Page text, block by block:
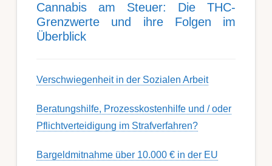
Can­nabis am Steu­er: Die THC-
Grenz­werte und ihre Folgen im
Über­blick
Ver­schwieg­en­heit in der Soz­ial­en Ar­beit
Berat­ungs­hil­fe, Pro­zess­kost­en­hilfe und / oder
Pflicht­ver­teidig­ung im Strafverfahren?
Bargeldmitnahme über 10.000 € in der EU